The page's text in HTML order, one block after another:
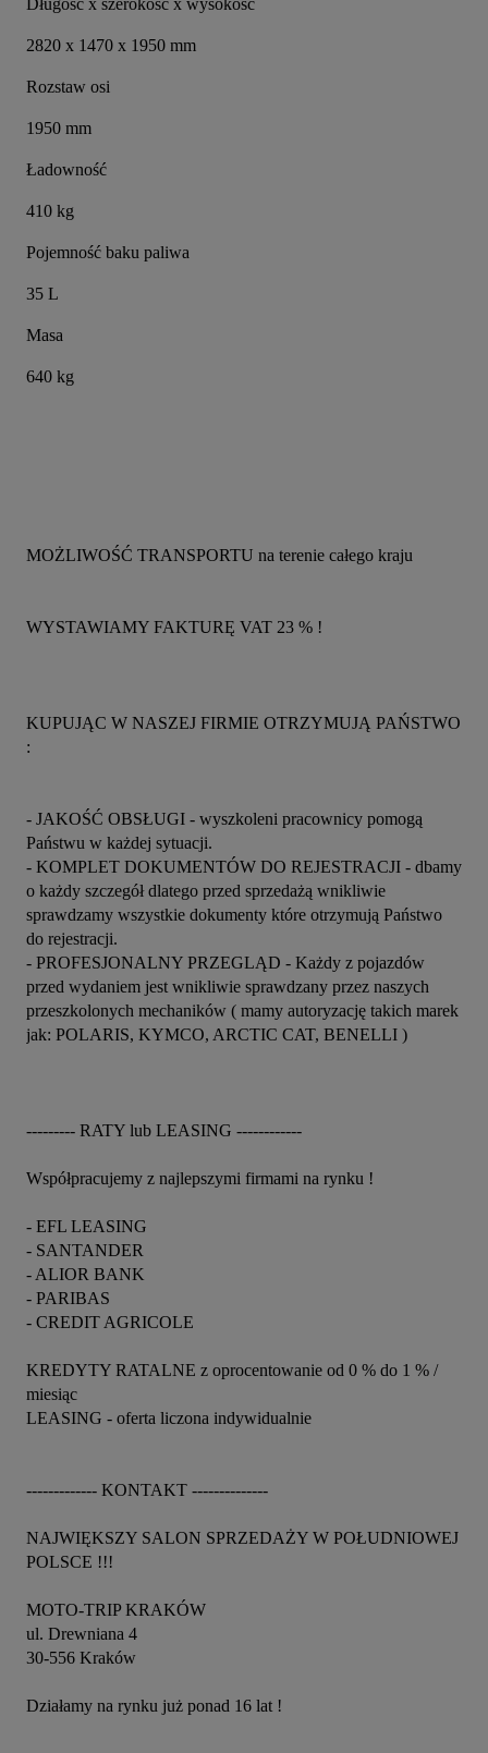
Długość x szerokość x wysokość
2820 x 1470 x 1950 mm
Rozstaw osi
1950 mm
Ładowność
410 kg
Pojemność baku paliwa
35 L
Masa
640 kg
MOŻLIWOŚĆ TRANSPORTU na terenie całego kraju
WYSTAWIAMY FAKTURĘ VAT 23 % !
KUPUJĄC W NASZEJ FIRMIE OTRZYMUJĄ PAŃSTWO
:
- JAKOŚĆ OBSŁUGI - wyszkoleni pracownicy pomogą
Państwu w każdej sytuacji.
- KOMPLET DOKUMENTÓW DO REJESTRACJI - dbamy
o każdy szczegół dlatego przed sprzedażą wnikliwie
sprawdzamy wszystkie dokumenty które otrzymują Państwo
do rejestracji.
- PROFESJONALNY PRZEGLĄD - Każdy z pojazdów
przed wydaniem jest wnikliwie sprawdzany przez naszych
przeszkolonych mechaników ( mamy autoryzację takich marek
jak: POLARIS, KYMCO, ARCTIC CAT, BENELLI )
--------- RATY lub LEASING ------------
Współpracujemy z najlepszymi firmami na rynku !
- EFL LEASING
- SANTANDER
- ALIOR BANK
- PARIBAS
- CREDIT AGRICOLE
KREDYTY RATALNE z oprocentowanie od 0 % do 1 % /
miesiąc
LEASING - oferta liczona indywidualnie
------------- KONTAKT --------------
NAJWIĘKSZY SALON SPRZEDAŻY W POŁUDNIOWEJ
POLSCE !!!
MOTO-TRIP KRAKÓW
ul. Drewniana 4
30-556 Kraków
Działamy na rynku już ponad 16 lat !